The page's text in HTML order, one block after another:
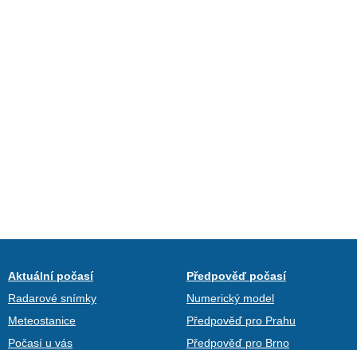
Aktuální počasí
Radarové snímky
Meteostanice
Počasí u vás
Předpověď počasí
Numerický model
Předpověď pro Prahu
Předpověď pro Brno